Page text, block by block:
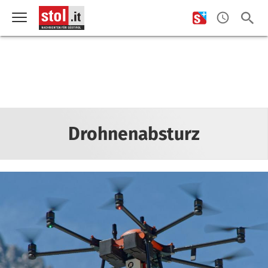
Drohnenabsturz